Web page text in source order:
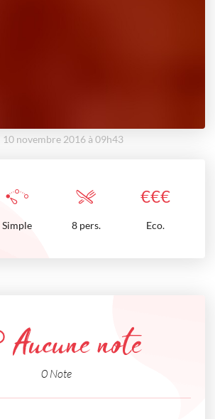
10 novembre 2016 à 09h43
€€€
Simple 8 pers. Eco.
Aucune note
0 Note